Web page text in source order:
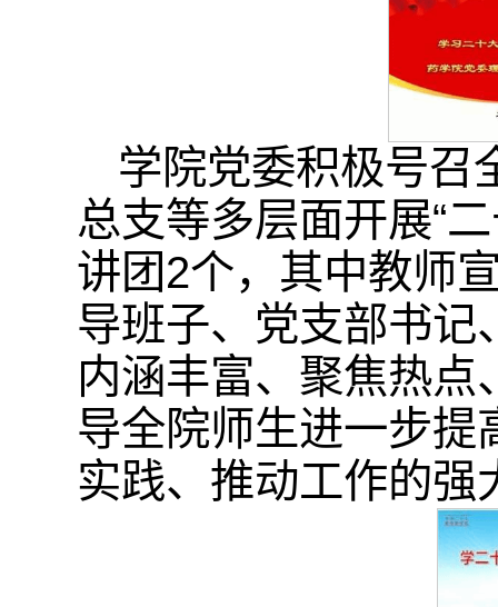
学院党委积极号召
总支等多层面开展“
讲团2个，其中教师
导班子、党支部书记
内涵丰富、聚焦热
导全院师生进一步提
实践、推动工作的强